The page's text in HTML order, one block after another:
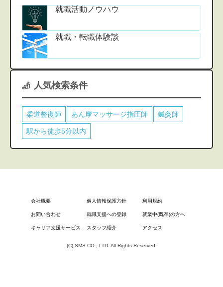
就職活動ノウハウ
就職・転職体験談
人気検索条件
柔道整復師 あん摩マッサージ指圧師 鍼灸師
駅から徒歩5分以内
会社概要 個人情報保護方針 利用規約
お問い合わせ 就職支援への登録 就業中(既卒)の方へ
キャリア支援サービス スタッフ紹介 アクセス
(C) SMS CO., LTD. All Rights Reserved.